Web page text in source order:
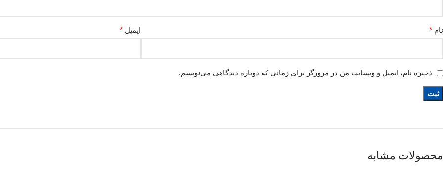
نام * ایمیل *
ذخیره نام، ایمیل و وبسایت من در مرورگر برای زمانی که دوباره دیدگاهی می‌نویسم.
محصولات مشابه